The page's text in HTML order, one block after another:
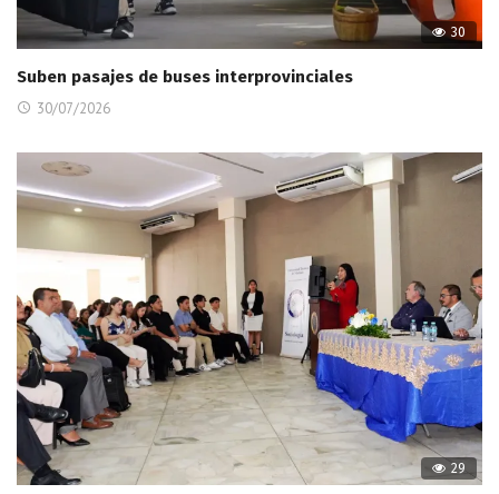
30
Suben pasajes de buses interprovinciales
30/07/2026
29